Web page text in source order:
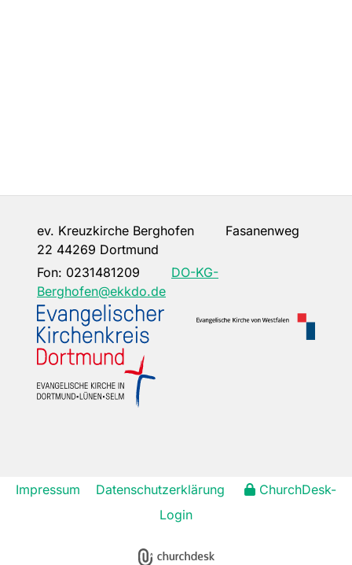
ev. Kreuzkirche Berghofen Fasanenweg
22 44269 Dortmund
Fon: 0231481209
DO-KG-
Berghofen@ekkdo.de
Impressum Datenschutzerklärung
ChurchDesk-
Login